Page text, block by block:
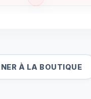
À LA BOUTIQUE